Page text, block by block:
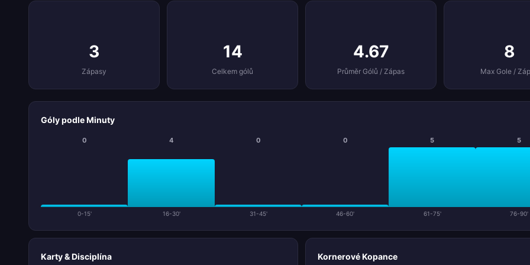
3
Zápasy
14
Celkem gólů
4.67
Průměr Gólů / Zápas
8
Max Gole /
Góly podle Minuty
0
0-15'
4
16-30'
0
31-45'
0
46-60'
5
61-75'
5
76-90'
Karty & Disciplína Kornerové Kopance